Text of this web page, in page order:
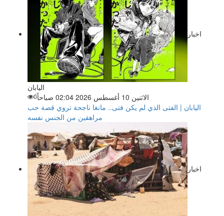
اخبار
اليابان
الاثنين 10 أغسطس 2026 02:04 صباحاً
0
اليابان | الفتى الذي لم يكن فتى.. مانغا ناجحة تروي قصة حب
مراهقين من الجنس نفسه
اخبار